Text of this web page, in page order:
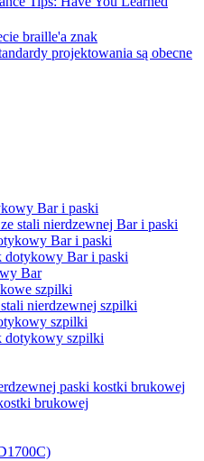
braille'a znak
projektowania są obecne
Bar i paski
stali nierdzewnej Bar i paski
Bar i paski
Bar i paski
Bar
szpilki
nierdzewnej szpilki
szpilki
dotykowy szpilki
paski kostki brukowej
brukowej